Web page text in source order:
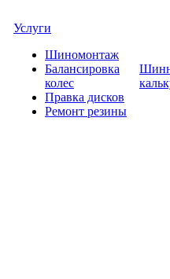
Услуги
Шиномонтаж
Балансировка
колес
Правка дисков
Ремонт резины